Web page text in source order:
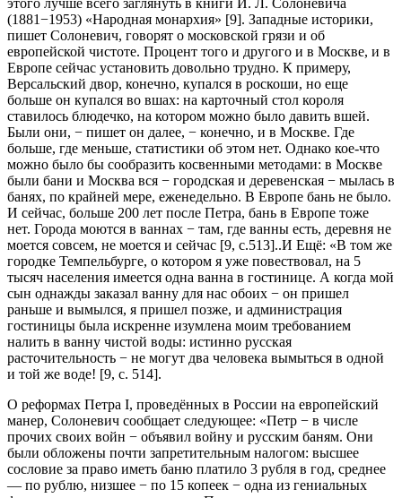
(1881−1953) «Народная монархия» [9]. Западные историки,
пишет Солоневич, говорят о московской грязи и об
европейской чистоте. Процент того и другого и в Москве, и в
Европе сейчас установить довольно трудно. К примеру,
Версальский двор, конечно, купался в роскоши, но еще
больше он купался во вшах: на карточный стол короля
ставилось блюдечко, на котором можно было давить вшей.
Были они, − пишет он далее, − конечно, и в Москве. Где
больше, где меньше, статистики об этом нет. Однако кое-что
можно было бы сообразить косвенными методами: в Москве
были бани и Москва вся − городская и деревенская − мылась в
банях, по крайней мере, еженедельно. В Европе бань не было.
И сейчас, больше 200 лет после Петра, бань в Европе тоже
нет. Города моются в ваннах − там, где ванны есть, деревня не
моется совсем, не моется и сейчас [9, c.513]..И Ещё: «В том же
городке Темпельбурге, о котором я уже повествовал, на 5
тысяч населения имеется одна ванна в гостинице. А когда мой
сын однажды заказал ванну для нас обоих − он пришел
раньше и вымылся, я пришел позже, и администрация
гостиницы была искренне изумлена моим требованием
налить в ванну чистой воды: истинно русская
расточительность − не могут два человека вымыться в одной
и той же воде! [9, c. 514].
О реформах Петра I, проведённых в России на европейский
манер, Солоневич сообщает следующее: «Петр − в числе
прочих своих войн − объявил войну и русским баням. Они
были обложены почти запретительным налогом: высшее
сословие за право иметь баню платило 3 рубля в год, среднее
— по рублю, низшее − по 15 копеек − одна из гениальных